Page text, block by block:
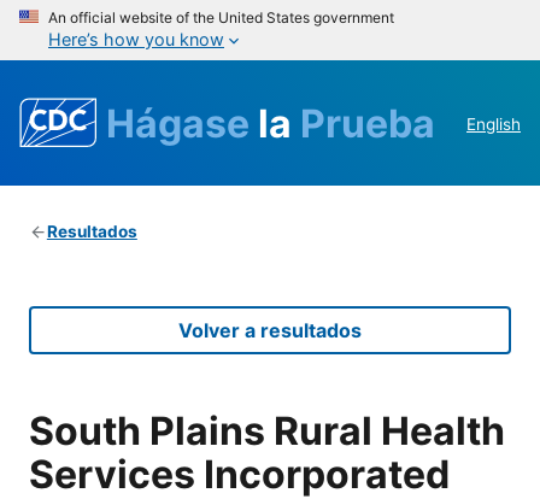
An official website of the United States government
Here’s how you know
Hágase la Prueba English
Resultados
Volver a resultados
South Plains Rural Health
Services Incorporated